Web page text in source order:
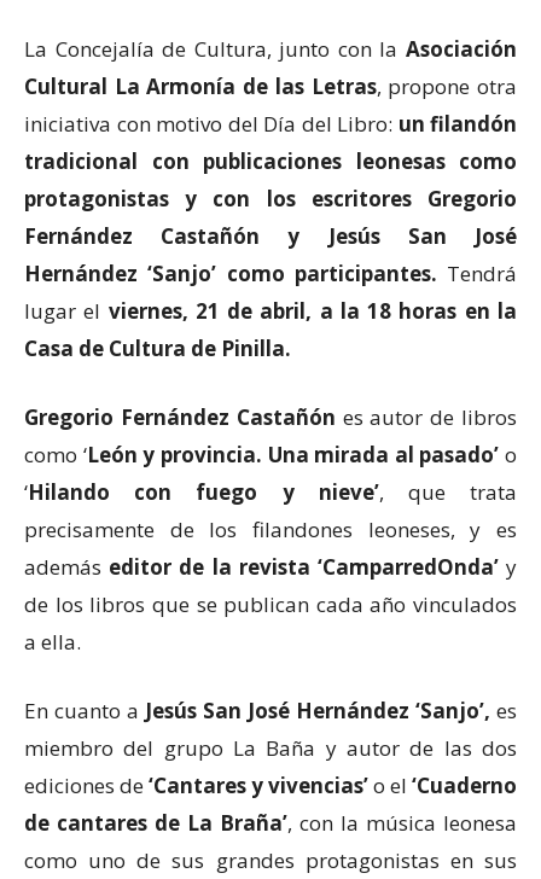
La Concejalía de Cultura, junto con la Asociación
Cultural La Armonía de las Letras, propone otra
iniciativa con motivo del Día del Libro: un filandón
tradicional con publicaciones leonesas como
protagonistas y con los escritores Gregorio
Fernández Castañón y Jesús San José
Hernández ‘Sanjo’ como participantes. Tendrá
lugar el viernes, 21 de abril, a la 18 horas en la
Casa de Cultura de Pinilla.
Gregorio Fernández Castañón es autor de libros
como ‘León y provincia. Una mirada al pasado’ o
‘Hilando con fuego y nieve’, que trata
precisamente de los filandones leoneses, y es
además editor de la revista ‘CamparredOnda’y
de los libros que se publican cada año vinculados
a ella.
En cuanto a Jesús San José Hernández ‘Sanjo’, es
miembro del grupo La Baña y autor de las dos
ediciones de‘Cantares y vivencias’o el ‘Cuaderno
de cantares de La Braña’, con la música leonesa
como uno de sus grandes protagonistas en sus